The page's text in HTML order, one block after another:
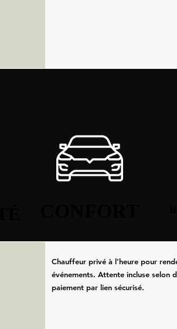
Chauffeur privé à l’heure pour
événements. Attente incluse selon
paiement par lien sécurisé.